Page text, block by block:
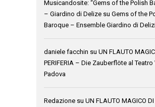
Musicandosite: “Gems of the Polish
– Giardino di Delize su Gems of the
Baroque – Ensemble Giardino di
daniele facchin su UN FLAUTO
PERIFERIA – Die Zauberflöte al
Padova
Redazione su UN FLAUTO MAGICO DI